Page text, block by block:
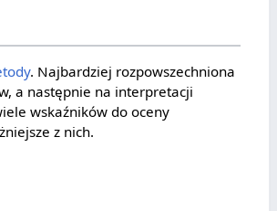
. Najbardziej rozpowszechniona
a następnie na interpretacji
wskaźników do oceny
z nich.